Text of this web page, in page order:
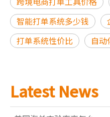
智能打单系统多少钱
打单系统性价比
自动
Latest News